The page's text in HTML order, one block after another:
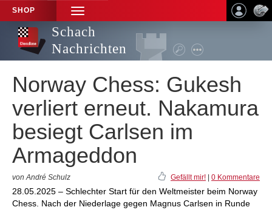
SHOP
TOGGLE
NAVIGATION
Schach
Nachrichten
Norway Chess: Gukesh
verliert erneut. Nakamura
besiegt Carlsen im
Armageddon
von André Schulz Gefällt mir! 0 Kommentare
28.05.2025 – Schlechter Start für den Weltmeister beim Norway
Chess. Nach der Niederlage gegen Magnus Carlsen in Runde